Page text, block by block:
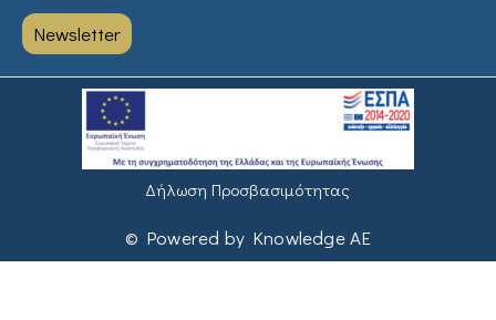
Newsletter
Δήλωση Προσβασιμότητας
© Powered by Knowledge AE